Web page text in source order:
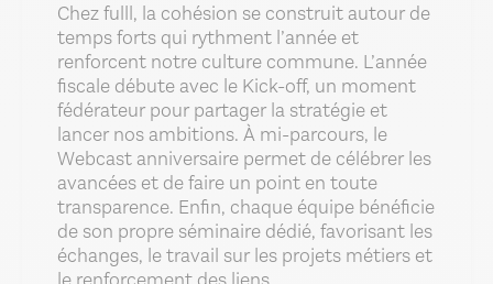
Chez fulll, la cohésion se construit autour de
temps forts qui rythment l’année et
renforcent notre culture commune. L’année
fiscale débute avec le Kick-off, un moment
fédérateur pour partager la stratégie et
lancer nos ambitions. À mi-parcours, le
Webcast anniversaire permet de célébrer les
avancées et de faire un point en toute
transparence. Enfin, chaque équipe bénéficie
de son propre séminaire dédié, favorisant les
échanges, le travail sur les projets métiers et